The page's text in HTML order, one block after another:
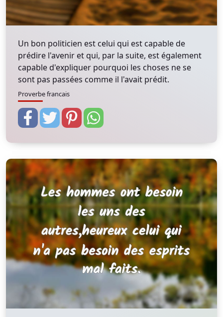
Un bon politicien est celui qui est capable de
prédire l'avenir et qui, par la suite, est également
capable d'expliquer pourquoi les choses ne se
sont pas passées comme il l'avait prédit.
Proverbe francais